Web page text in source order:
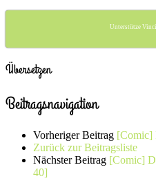
Unterstütze
Übersetzen
Beitragsnavigation
Vorheriger Beitrag [Comic]
Zurück zur Beitragsliste
Nächster Beitrag [Comic]
40]